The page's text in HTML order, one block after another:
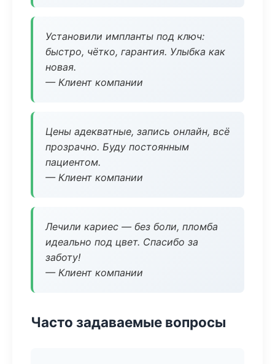
Установили импланты под ключ:
быстро, чётко, гарантия. Улыбка как
новая.
— Клиент компании
Цены адекватные, запись онлайн, всё
прозрачно. Буду постоянным
пациентом.
— Клиент компании
Лечили кариес — без боли, пломба
идеально под цвет. Спасибо за
заботу!
— Клиент компании
Часто задаваемые вопросы